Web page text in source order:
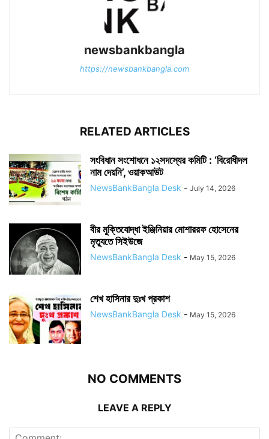
newsbankbangla
https://newsbankbangla.com
RELATED ARTICLES
সংবিধান সংশোধনে ১২সদস্যের কমিটি : ‘বিরোধীদল
নাম দেয়নি’, ওয়াকআউট
NewsBankBangla Desk - July 14, 2026
বীর মুক্তিযোদ্ধা ইঞ্জিনিয়ার মোশাররফ হোসেনের
মৃত্যুতে সিইউজে
NewsBankBangla Desk - May 15, 2026
শেখ হাসিনার দুঃখ প্রকাশ
NewsBankBangla Desk - May 15, 2026
NO COMMENTS
LEAVE A REPLY